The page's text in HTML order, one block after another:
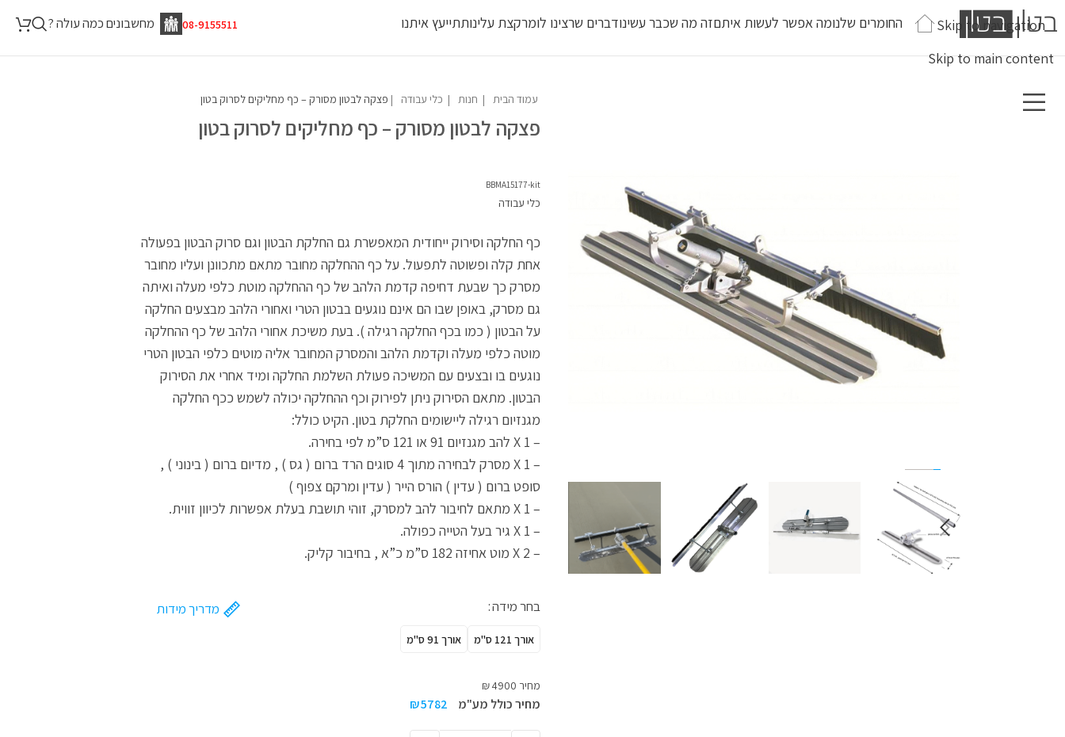
Skip to navigation
Skip to main content
משלוח חבילות מדלת לדלת 2-4 ימי עסקים - 70-120 ש``ח
החומרים שלנומה אפשר לעשות איתםזה מה שכבר עשינודברים שרצינו לומרקצת עלינותתייעץ איתנו 08-9155511 מחשבונים כמה עולה ?
עמוד הבית
פצקה לבטון מסורק – כף מחליקים לסרוק בטון
BBMA15177-kit
כלי עבודה
כף החלקה וסירוק ייחודית המאפשרת גם החלקת הבטון וגם סרוק הבטון בפעולה
אחת קלה ופשוטה לתפעול. על כף ההחלקה מחובר מתאם מתכוונן ועליו מחובר
מסרק כך שבעת דחיפה קדמת הלהב של כף ההחלקה מוטת כלפי מעלה ואיתה
גם מסרק, באופן שבו הם אינם נוגעים בבטון הטרי ואחורי הלהב מבצעים החלקה
על הבטון ( כמו בכף החלקה רגילה ). בעת משיכת אחורי הלהב של כף ההחלקה
מוטה כלפי מעלה וקדמת הלהב והמסרק המחובר אליה מוטים כלפי הבטון הטרי
נוגעים בו ובצעים עם המשיכה פעולת השלמת החלקה ומיד אחרי את הסירוק
הבטון. מתאם הסירוק ניתן לפירוק וכף ההחלקה יכולה לשמש ככף החלקה
מגנזיום רגילה ליישומים החלקת בטון. הקיט כולל:
– 1 X להב מגנזיום 91 או 121 ס”מ לפי בחירה.
– 1 X מסרק לבחירה מתוך 4 סוגים הרד ברום ( גס ) , מדיום ברום ( בינוני ) ,
סופט ברום ( עדין ) הורס הייר ( עדין ומרקם צפוף )
– X 1 מתאם לחיבור להב למסרק, זוהי תושבת בעלת אפשרות לכיוון זווית.
– 1 X גיר בעל הטייה כפולה.
– 2 X מוט אחיזה 182 ס”מ כ”א , בחיבור קליק.
בחר מידה מדריך מידות
אורך 121 ס"מ אורך 91 ס"מ
מחיר ₪4900
מחיר כולל מע"מ ₪5782